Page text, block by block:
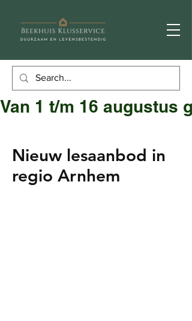
Van 1 t/m 16 augustus
Nieuw lesaanbod in
regio Arnhem